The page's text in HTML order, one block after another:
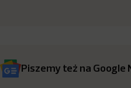
Piszemy też na Google